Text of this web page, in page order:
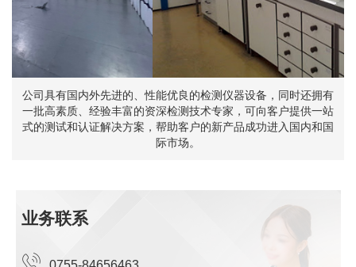
公司具有国内外先进的、性能优良的检测仪器设备，同时还拥有
一批高素质、经验丰富的资深检测技术专家，可向客户提供一站
式的测试和认证解决方案，帮助客户的新产品成功进入国内和国
际市场。
业务联系